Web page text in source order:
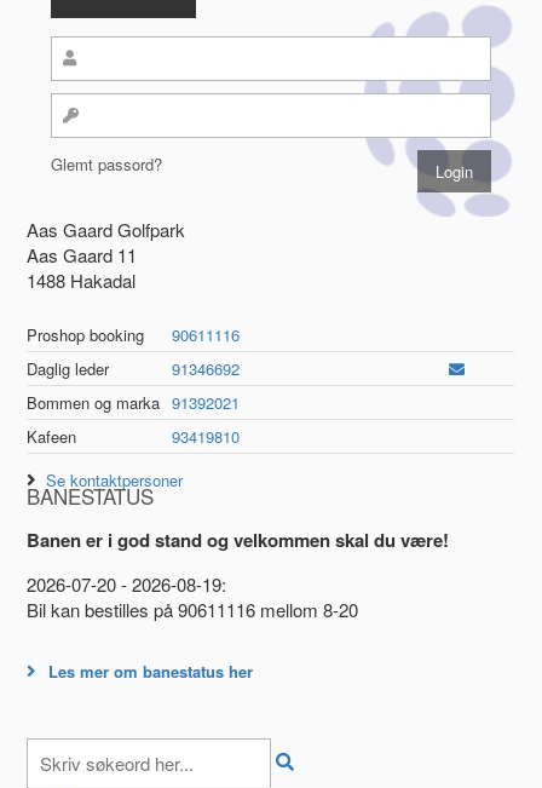
Glemt passord?
Aas Gaard Golfpark
Aas Gaard 11
1488 Hakadal
Proshop booking
90611116
Daglig leder
91346692
Bommen og marka 91392021
Kafeen
93419810
Se kontaktpersoner
BANESTATUS
Banen er i god stand og velkommen skal du være!
2026-07-20 - 2026-08-19:
Bil kan bestilles på 90611116 mellom 8-20
Les mer om banestatus her